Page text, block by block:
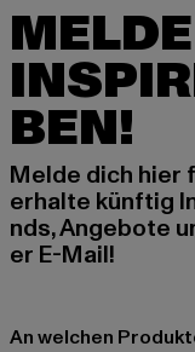
BEN!
Melde dich hier
erhalte künftig
nds, Angebote
er E-Mail!
An welchen